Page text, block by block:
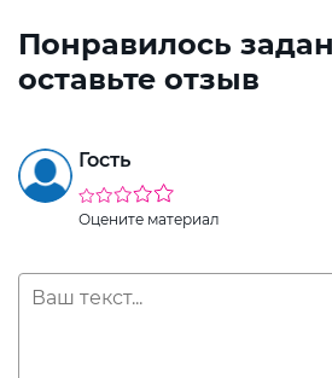
Понравилось
оставьте отзыв
Гость
Оцените материал